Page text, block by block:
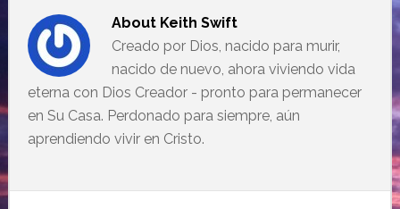
About Keith Swift
Creado por Dios, nacido para murir,
nacido de nuevo, ahora viviendo vida
eterna con Dios Creador - pronto para permanecer
en Su Casa. Perdonado para siempre, aún
aprendiendo vivir en Cristo.